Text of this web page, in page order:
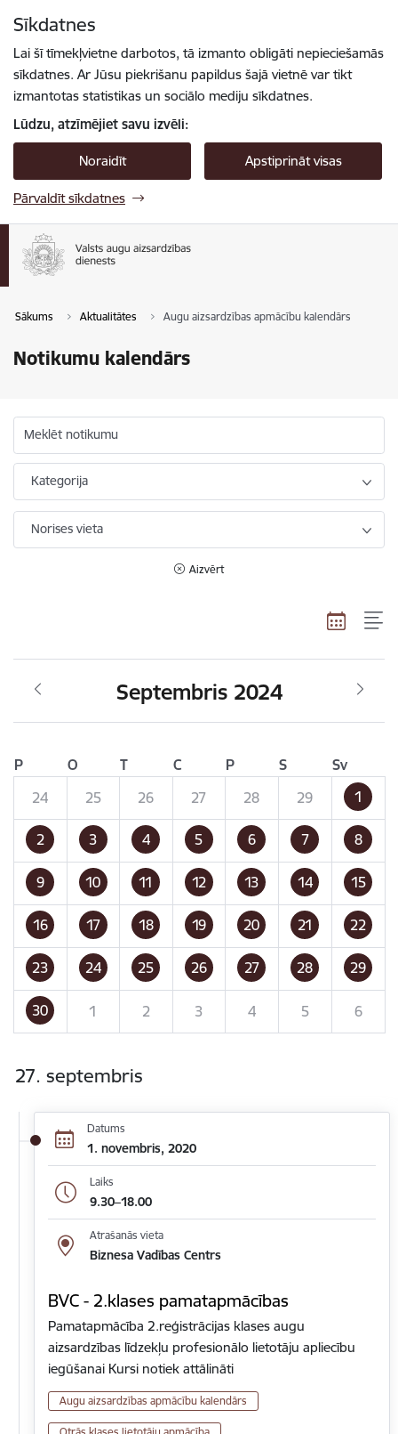
Sīkdatnes
Lai šī tīmekļvietne darbotos, tā izmanto obligāti nepieciešamās
sīkdatnes. Ar Jūsu piekrišanu papildus šajā vietnē var tikt
izmantotas statistikas un sociālo mediju sīkdatnes.
Lūdzu, atzīmējiet savu izvēli:
Noraidīt Apstiprināt visas
Pārvaldīt sīkdatnes
Sākums Aktualitātes Augu aizsardzības apmācību kalendārs
Notikumu kalendārs
Meklēt notikumu
Kategorija
Norises vieta
Aizvērt
Septembris 2024
P O T C P S
Sv
24
25 26 27 28 29 1
2 3 4 5 6 7 8
9 10 11 12 13 14 15
16 17 18 19 20 21 22
23 24 25 26 27 28 29
30 1 2 3 4 5 6
27. septembris
Datums
1. novembris, 2020
Laiks
9.30–18.00
Atrašanās vieta
Biznesa Vadības Centrs
BVC - 2.klases pamatapmācības
Pamatapmācība 2.reģistrācijas klases augu
aizsardzības līdzekļu profesionālo lietotāju apliecību
iegūšanai Kursi notiek attālināti
Augu aizsardzības apmācību kalendārs